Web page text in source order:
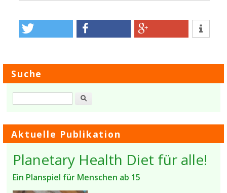
Suche
Suche
Aktuelle Publikation
Planetary Health Diet für alle!
Ein Planspiel für Menschen ab 15